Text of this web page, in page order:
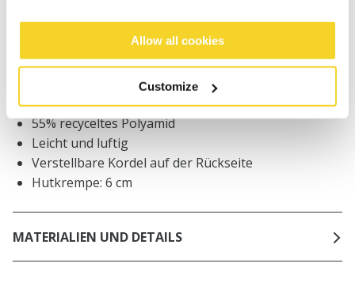
Allow all cookies
Customize
BESCHREIBUNG
Sportlicher Unisex-Fischerhut
55% recyceltes Polyamid
Leicht und luftig
Verstellbare Kordel auf der Rückseite
Hutkrempe: 6 cm
MATERIALIEN UND DETAILS